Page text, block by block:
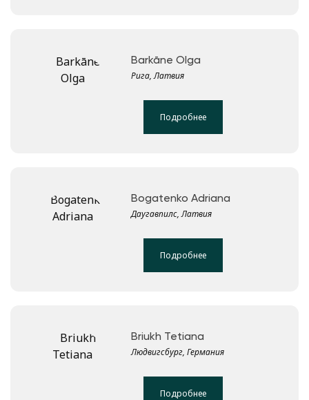
Barkāne Olga
Рига, Латвия
Подробнее
Bogatenko Adriana
Даугавпилс, Латвия
Подробнее
Briukh Tetiana
Людвигсбург, Германия
Подробнее